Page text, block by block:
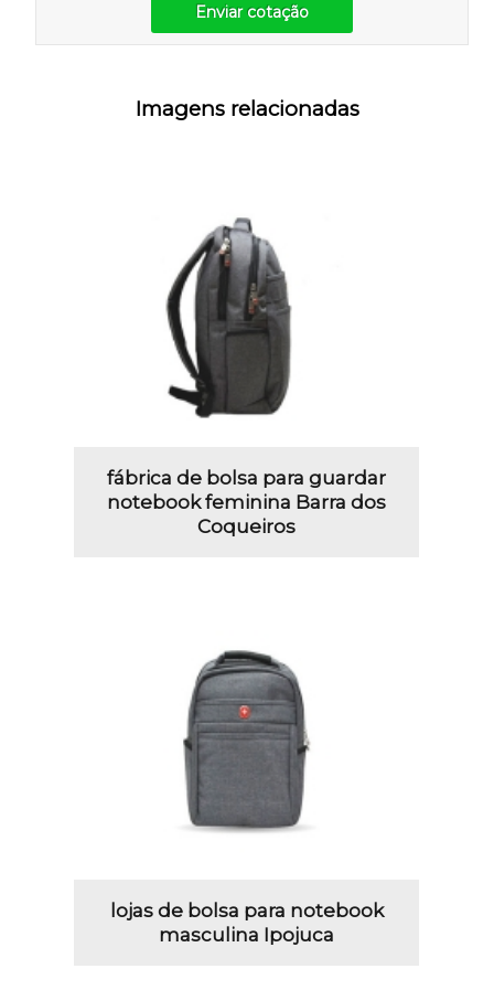
Enviar cotação
Imagens relacionadas
fábrica de bolsa para guardar
notebook feminina Barra dos
Coqueiros
lojas de bolsa para notebook
masculina Ipojuca